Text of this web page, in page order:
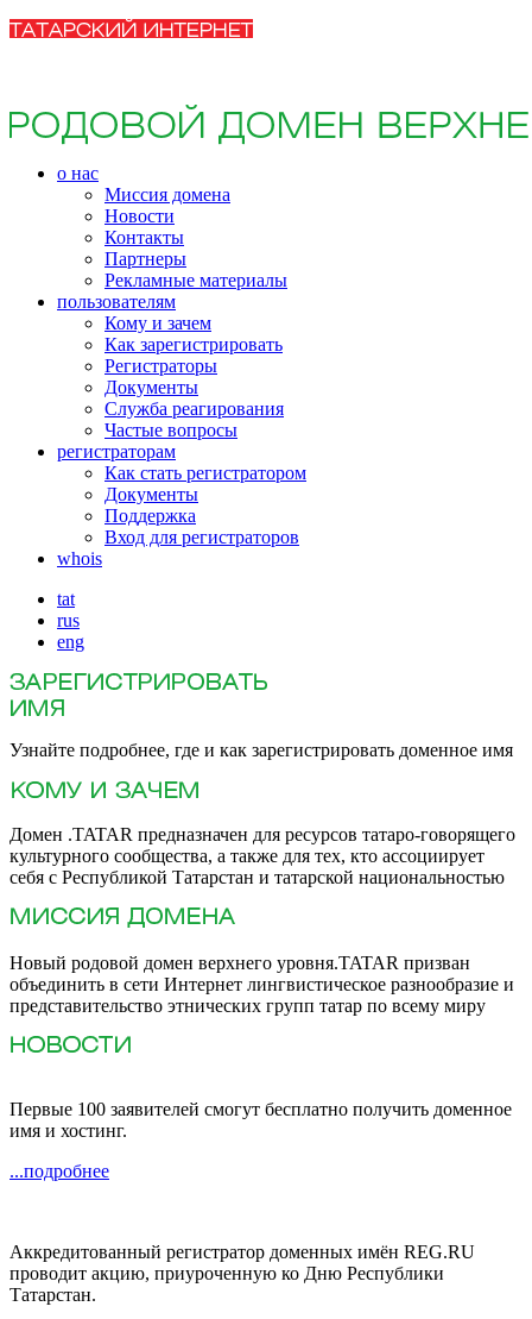
о нас
Миссия домена
Новости
Контакты
Партнеры
Рекламные материалы
пользователям
Кому и зачем
Как зарегистрировать
Регистраторы
Документы
Служба реагирования
Частые вопросы
регистраторам
Как стать регистратором
Документы
Поддержка
Вход для регистраторов
whois
tat
rus
eng
Узнайте подробнее, где и как зарегистрировать доменное имя
Домен .TATAR предназначен для ресурсов татаро-говорящего
культурного сообщества, а также для тех, кто ассоциирует
себя с Республикой Татарстан и татарской национальностью
Новый родовой домен верхнего уровня.TATAR призван
объединить в сети Интернет лингвистическое разнообразие и
представительство этнических групп татар по всему миру
Первые 100 заявителей смогут бесплатно получить доменное
имя и хостинг.
...подробнее
Аккредитованный регистратор доменных имён REG.RU
проводит акцию, приуроченную ко Дню Республики
Татарстан.